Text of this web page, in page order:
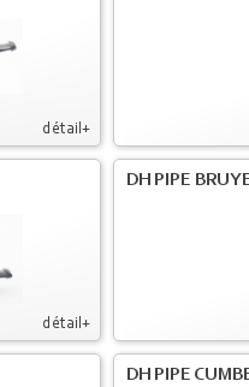
détail+
détail+
DH PIPE
DH PIPE